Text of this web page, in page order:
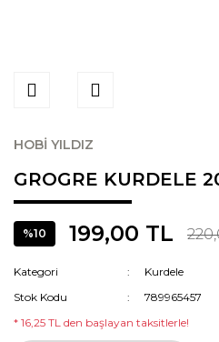
HOBİ YILDIZ
GROGRE KURDELE
%10 199,00 TL
Kategori
Kurdele
Stok Kodu
789965457
* 16,25 TL den başlayan taksitlerle!